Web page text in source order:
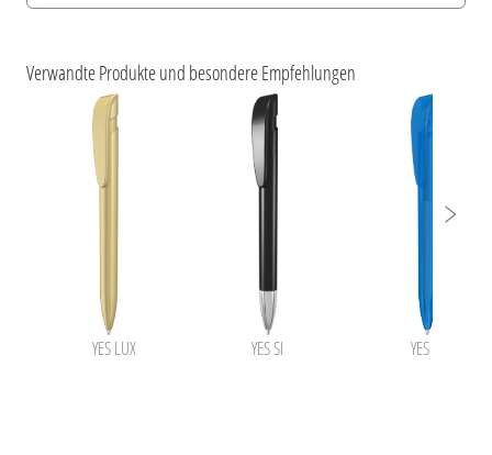
Information Druckposition
Verwandte Produkte und besondere Empfehlungen
YES LUX YES SI YES